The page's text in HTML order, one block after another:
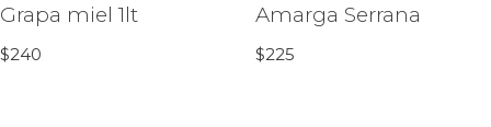
Grapa miel 1lt
$240
Amarga Serrana
$225